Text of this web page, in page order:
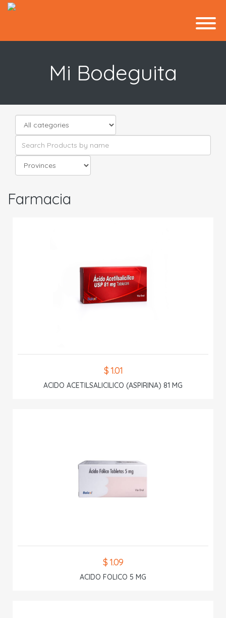
Mi Bodeguita
Farmacia
$ 1.01
ACIDO ACETILSALICILICO (ASPIRINA) 81 MG
$ 1.09
ACIDO FOLICO 5 MG